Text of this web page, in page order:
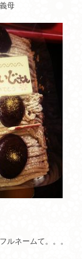
母
ルネームて。。。